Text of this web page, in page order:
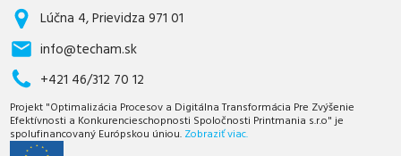
Lúčna 4, Prievidza 971 01
info@techam.sk
+421 46/312 70 12
Projekt "Optimalizácia Procesov a Digitálna Transformácia Pre Zvýšenie
Efektívnosti a Konkurencieschopnosti Spoločnosti Printmania s.r.o" je
spolufinancovaný Európskou úniou. Zobraziť viac.